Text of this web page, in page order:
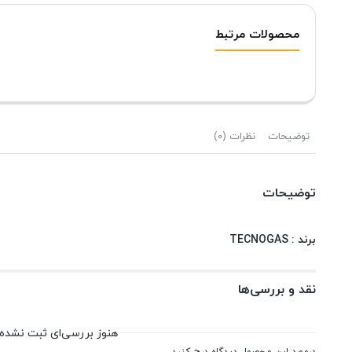
محصولات مرتبط
توضیحات نظرات (0)
توضیحات
برند : TECNOGAS
نقد و بررسی‌ها
هنوز بررسی‌ای ثبت